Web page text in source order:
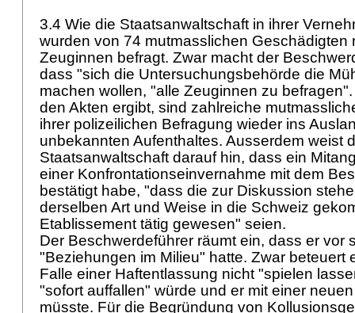
3.4 Wie die Staatsanwaltschaft in ihrer
wurden von 74 mutmasslichen Geschädigten
Zeuginnen befragt. Zwar macht der
dass "sich die Untersuchungsbehörde die
machen wollen, "alle Zeuginnen zu
den Akten ergibt, sind zahlreiche
ihrer polizeilichen Befragung wieder ins
unbekannten Aufenthaltes. Ausserdem weist
Staatsanwaltschaft darauf hin, dass ein
einer Konfrontationseinvernahme mit dem
bestätigt habe, "dass die zur Diskussion
derselben Art und Weise in die Schweiz
Etablissement tätig gewesen" seien.
Der Beschwerdeführer räumt ein, dass er vor
"Beziehungen im Milieu" hatte. Zwar beteuert
Falle einer Haftentlassung nicht "spielen
"sofort auffallen" würde und er mit einer
müsste. Für die Begründung von